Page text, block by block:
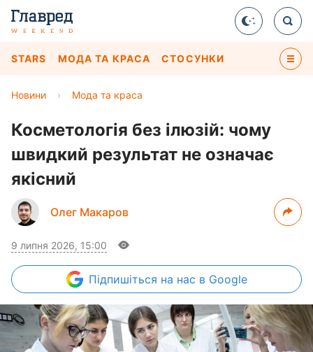
STARS МОДА ТА КРАСА СТОСУНКИ
Новини › Мода та краса
Косметологія без ілюзій: чому
швидкий результат не означає
якісний
Олег Макаров
9 липня 2026, 15:00
Підпишіться на нас в Google